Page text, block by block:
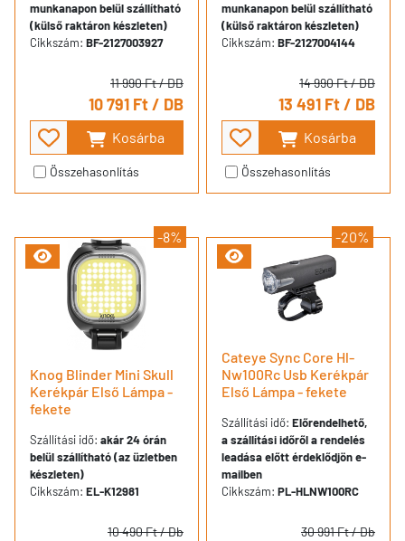
munkanapon belül szállítható
(külső raktáron készleten)
Cikkszám: BF-2127003927
11 990 Ft/ DB
10 791 Ft/ DB
Kosárba
Összehasonlítás
munkanapon belül szállítható
(külső raktáron készleten)
Cikkszám: BF-2127004144
14 990 Ft/ DB
13 491 Ft/ DB
Kosárba
Összehasonlítás
-8%
Knog Blinder Mini Skull
Kerékpár Első Lámpa -
fekete
Szállítási idő: akár 24 órán
belül szállítható (az üzletben
készleten)
Cikkszám: EL-K12981
10 490 Ft/ Db
-20%
Cateye Sync Core Hl-
Nw100Rc Usb Kerékpár
Első Lámpa - fekete
Szállítási idő: Előrendelhető,
a szállítási időről a rendelés
leadása előtt érdeklődjön e-
mailben
Cikkszám: PL-HLNW100RC
30 991 Ft/ Db